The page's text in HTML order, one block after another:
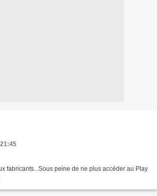
fabricants...Sous peine de ne plus accéder au Play